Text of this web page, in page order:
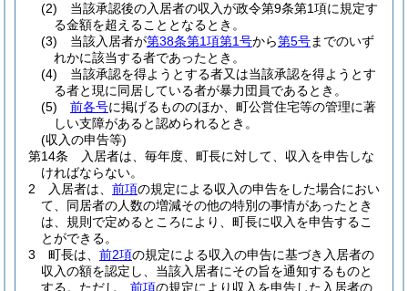
(2)
当該承認後の入居者の収入が政令第9条第1項に規定す
る金額を超えることとなるとき。
(3)
当該入居者が第38条第1項第1号から第5号までのいず
れかに該当する者であったとき。
(4)
当該承認を得ようとする者又は当該承認を得ようとす
る者と現に同居している者が暴力団員であるとき。
(5)
前各号に掲げるもののほか、町公営住宅等の管理に著
しい支障があると認められるとき。
(収入の申告等)
第14条
入居者は、毎年度、町長に対して、収入を申告しな
ければならない。
2
入居者は、 前項の規定による収入の申告をした場合におい
て、同居者の人数の増減その他の特別の事情があったとき
は、規則で定めるところにより、町長に収入を申告するこ
とができる。
3
町長は、 前2項の規定による収入の申告に基づき入居者の
収入の額を認定し、当該入居者にその旨を通知するものと
する。 ただし、 前項の規定により収入を申告した入居者の